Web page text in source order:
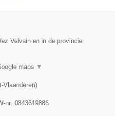
Velvain en in de provincie
maps ▼
Vlaanderen)
nr: 0843619886